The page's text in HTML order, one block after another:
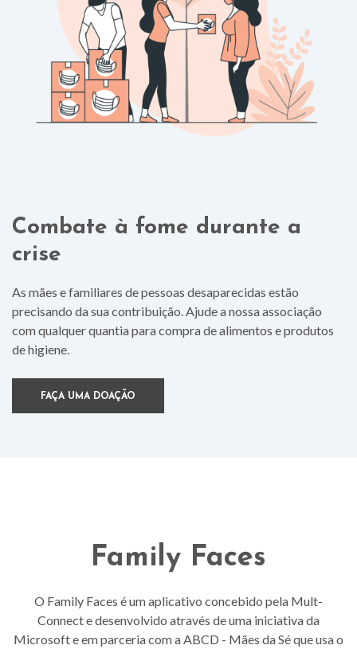
Combate à fome durante a
crise
As mães e familiares de pessoas desaparecidas estão
precisando da sua contribuição. Ajude a nossa associação
com qualquer quantia para compra de alimentos e produtos
de higiene.
FAÇA UMA DOAÇÃO
Family Faces
O Family Faces é um aplicativo concebido pela Mult-
Connect e desenvolvido através de uma iniciativa da
Microsoft e em parceria com a ABCD - Mães da Sé que usa o